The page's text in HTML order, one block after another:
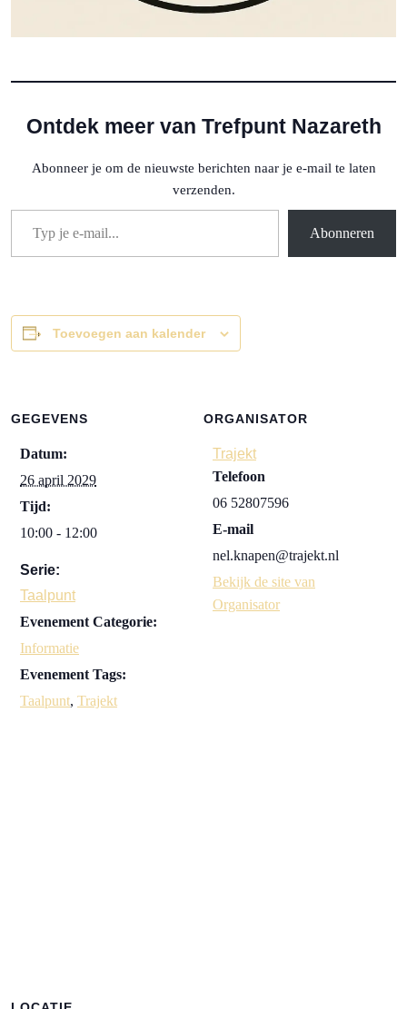
Ontdek meer van Trefpunt Nazareth
Abonneer je om de nieuwste berichten naar je e-mail te laten
verzenden.
Typ je e-mail...
Abonneren
Toevoegen aan kalender
GEGEVENS
Datum:
26 april 2029
Tijd:
10:00 - 12:00
Serie:
Taalpunt
Evenement Categorie:
Informatie
Evenement Tags:
Taalpunt, Trajekt
ORGANISATOR
Trajekt
Telefoon
06 52807596
E-mail
nel.knapen@trajekt.nl
Bekijk de site van
Organisator